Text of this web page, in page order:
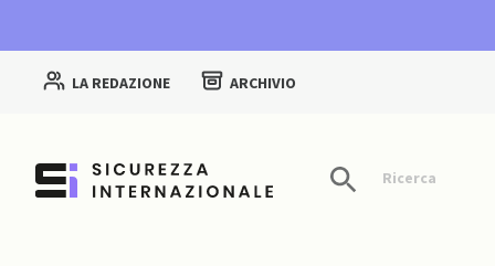
LA REDAZIONE ARCHIVIO
Ricerca